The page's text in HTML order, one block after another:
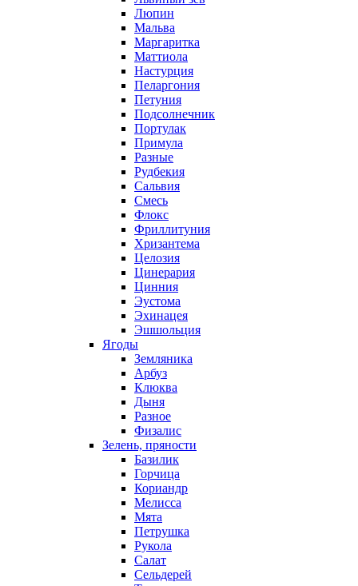
Люпин
Мальва
Маргаритка
Маттиола
Настурция
Пеларгония
Петуния
Подсолнечник
Портулак
Примула
Разные
Рудбекия
Сальвия
Смесь
Флокс
Фриллитуния
Хризантема
Целозия
Цинерария
Цинния
Эустома
Эхинацея
Эшшольция
Ягоды
Земляника
Арбуз
Клюква
Дыня
Разное
Физалис
Зелень, пряности
Базилик
Горчица
Кориандр
Мелисса
Мята
Петрушка
Рукола
Салат
Сельдерей